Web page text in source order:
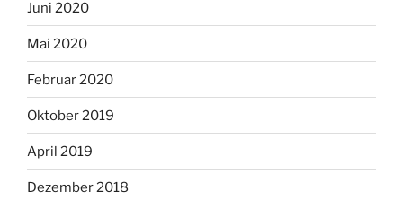
Juni 2020
Mai 2020
Februar 2020
Oktober 2019
April 2019
Dezember 2018